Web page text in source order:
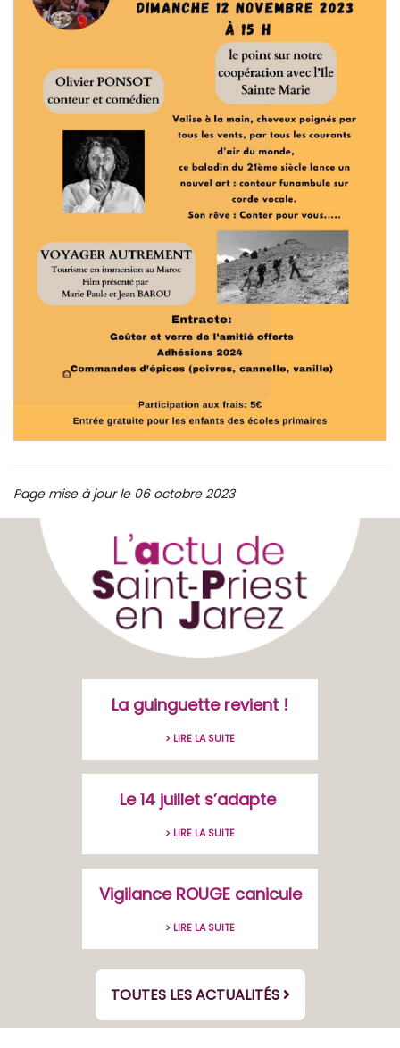
Page mise à jour le 06 octobre 2023
La guinguette revient !
> LIRE LA SUITE
Le 14 juillet s’adapte
> LIRE LA SUITE
Vigilance ROUGE canicule
> LIRE LA SUITE
TOUTES LES ACTUALITÉS